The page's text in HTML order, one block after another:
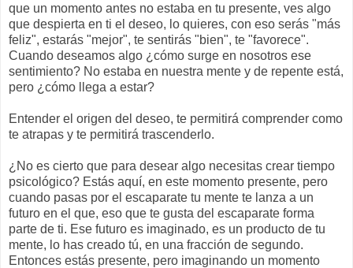
que un momento antes no estaba en tu presente, ves algo
que despierta en ti el deseo, lo quieres, con eso serás "más
feliz", estarás "mejor", te sentirás "bien", te "favorece".
Cuando deseamos algo ¿cómo surge en nosotros ese
sentimiento? No estaba en nuestra mente y de repente está,
pero ¿cómo llega a estar?
Entender el origen del deseo, te permitirá comprender como
te atrapas y te permitirá trascenderlo.
¿No es cierto que para desear algo necesitas crear tiempo
psicológico? Estás aquí, en este momento presente, pero
cuando pasas por el escaparate tu mente te lanza a un
futuro en el que, eso que te gusta del escaparate forma
parte de ti. Ese futuro es imaginado, es un producto de tu
mente, lo has creado tú, en una fracción de segundo.
Entonces estás presente, pero imaginando un momento